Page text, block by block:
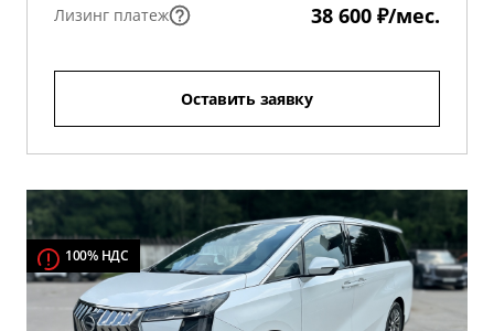
Лизинг платеж 38 600 ₽/мес.
Оставить заявку
100% НДС